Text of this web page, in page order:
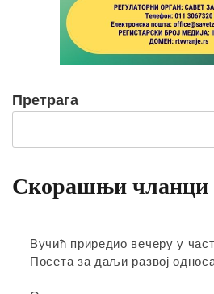
Претрага
Скорашњи чланци
Вучић приредио вечеру у
Посета за даљи развој